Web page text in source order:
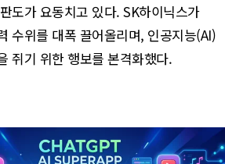
도가 요동치고 있다. SK하이닉스가
수위를 대폭 끌어올리며, 인공지능(AI)
쥐기 위한 행보를 본격화했다.